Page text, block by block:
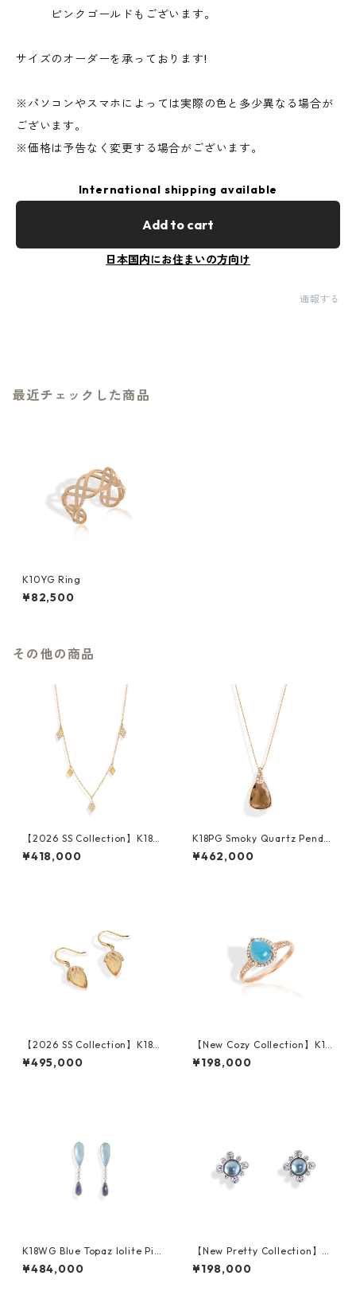
ピンクゴールドもございます。
サイズのオーダーを承っております!
※パソコンやスマホによっては実際の色と多少異なる場合が
ございます。
※価格は予告なく変更する場合がございます。
International shipping available
Add to cart
日本国内にお住まいの方向け
通報する
最近チェックした商品
K10YG Ring
¥82,500
その他の商品
【2026 SS Collection】K18Y
G Diamond Necklace
¥418,000
K18PG Smoky Quartz Penda
nt
¥462,000
【2026 SS Collection】K18Y
G Citrine Diamond Pierced
Earrings
¥495,000
【New Cozy Collection】K10
PG Blue Quartzite Ring
¥198,000
K18WG Blue Topaz Iolite Pie
rced Earrings
¥484,000
【New Pretty Collection】K1
8WG Blue Topaz Pierced Ear
rings
¥198,000